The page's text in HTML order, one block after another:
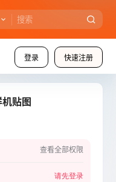
登录 快速注册
贴图
查看全部权限
请先登录